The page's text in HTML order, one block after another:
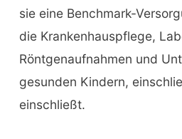
sie eine Benchmark-
die Krankenhauspflege,
Röntgenaufnahmen und
gesunden Kindern,
einschließt.